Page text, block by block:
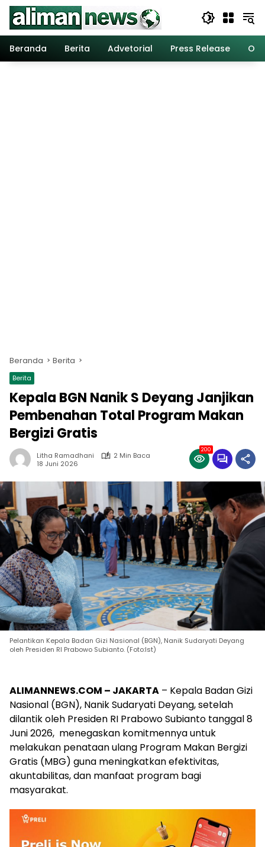
Langsung
konten
Beranda
Berita Advetorial Press Release
Beranda Berita
Berita
Kepala BGN Nanik S Deyang Janjikan
Pembenahan Total Program Makan
Bergizi Gratis
Litha Ramadhani
2 Min Baca
18 Juni 2026
200
Pelantikan Kepala Badan Gizi Nasional (BGN), Nanik Sudaryati Deyang
oleh Presiden RI Prabowo Subianto. (Foto:Ist)
ALIMANNEWS.COM – JAKARTA – Kepala Badan Gizi
Nasional (BGN), Nanik Sudaryati Deyang, setelah
dilantik oleh Presiden RI Prabowo Subianto tanggal 8
Juni 2026, menegaskan komitmennya untuk
melakukan penataan ulang Program Makan Bergizi
Gratis (MBG) guna meningkatkan efektivitas,
akuntabilitas, dan manfaat program bagi
masyarakat.